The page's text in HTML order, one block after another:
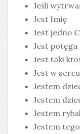
Jeśli
Jest Imię
Jest jedno
Jest
Jest taki
Jest w
Jestem
Jestem
Jestem
Jestem